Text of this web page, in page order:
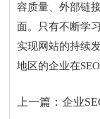
容质量、外部链
面。只有不断学
实现网站的持续
地区的企业在
上一篇：企业